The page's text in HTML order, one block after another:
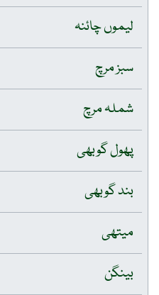
لیموں چائنہ
سبز مرچ
شملہ مرچ
پھول گوبھی
بند گوبھی
میتھی
بینگن